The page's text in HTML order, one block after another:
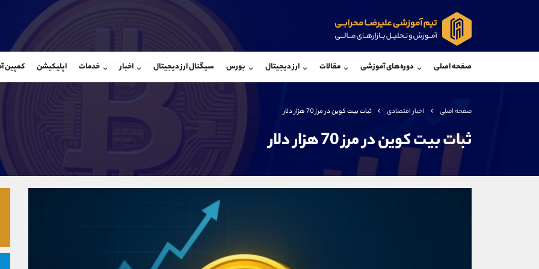
صفحه اصلی دوره‌های آموزشی مقالات ارز دیجیتال بورس سیگنال ارز دیجیتال اخبار خدمات اپلیکیشن کمپین
صفحه اصلی اخبار اقتصادی ثبات بیت کوین در مرز 70 هزار دلار
ثبات بیت کوین در مرز 70 هزار دلار
@Armteam_admin_103
شروع گفتگو
@Armteam_admin_33
شروع
اطلاعات تماس (دفتر فروش)
تلفن